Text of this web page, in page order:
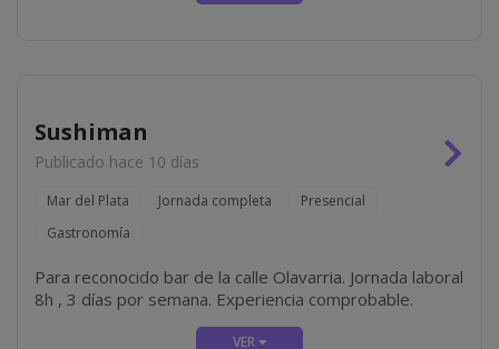
Sushiman
Publicado hace 10 días
Mar del Plata Jornada completa
Presencial
Gastronomía
Para reconocido bar de la calle Olavarria. Jornada laboral
8h , 3 días por semana. Experiencia comprobable.